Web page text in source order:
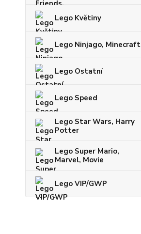
Lego Květiny
Lego Ninjago, Minecraft
Lego Ostatní
Lego Speed
Lego Star Wars, Harry
Potter
Lego Super Mario,
Marvel, Movie
Lego VIP/GWP